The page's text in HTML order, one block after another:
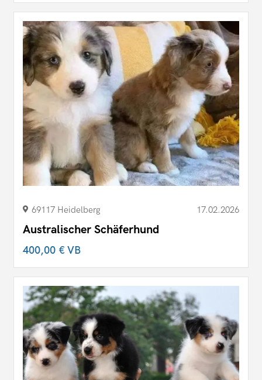
69117 Heidelberg 17.02.2026
Australischer Schäferhund
400,00 €VB